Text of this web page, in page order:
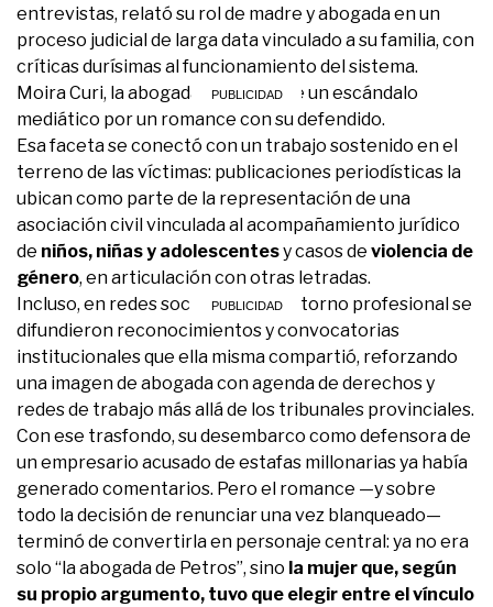
entrevistas, relató su rol de madre y abogada en un
proceso judicial de larga data vinculado a su familia, con
críticas durísimas al funcionamiento del sistema.
Moira Curi, la abogada en medio de un escándalo
mediático por un romance con su defendido.
Esa faceta se conectó con un trabajo sostenido en el
terreno de las víctimas: publicaciones periodísticas la
ubican como parte de la representación de una
asociación civil vinculada al acompañamiento jurídico
de niños, niñas y adolescentesy casos de violencia de
género, en articulación con otras letradas.
Incluso, en redes sociales de su entorno profesional se
difundieron reconocimientos y convocatorias
institucionales que ella misma compartió, reforzando
una imagen de abogada con agenda de derechos y
redes de trabajo más allá de los tribunales provinciales.
Con ese trasfondo, su desembarco como defensora de
un empresario acusado de estafas millonarias ya había
generado comentarios. Pero el romance —y sobre
todo la decisión de renunciar una vez blanqueado—
terminó de convertirla en personaje central: ya no era
solo “la abogada de Petros”, sino la mujer que, según
su propio argumento, tuvo que elegir entre el vínculo